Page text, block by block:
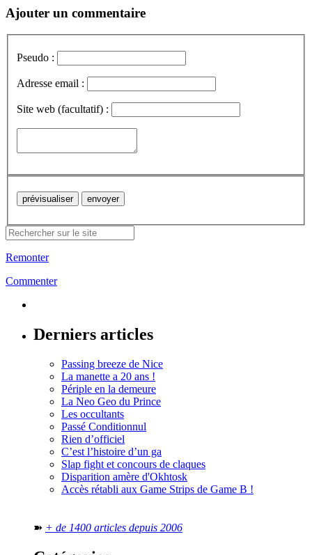
Ajouter un commentaire
Pseudo :
Adresse email :
Site web (facultatif) :
Remonter
Commenter
Derniers articles
Passing breeze de Nice
La manette a 20 ans !
Périple en la demeure
La Neo Geo du Prince
Les occultants
Passé Conditionnul
Rien d’officiel
C’est l’histoire d’un ga
Slap fight et concours de claques
Disparition amère d'Okhtosk
Accès rétabli aux Game Strips de Game B !
➽ + de 1400 articles depuis 2006